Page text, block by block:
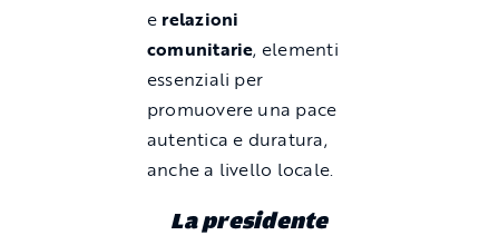
e relazioni
comunitarie, elementi
essenziali per
promuovere una pace
autentica e duratura,
anche a livello locale.
La presidente